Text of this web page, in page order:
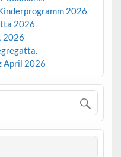
2026
2026
2026
April 2026